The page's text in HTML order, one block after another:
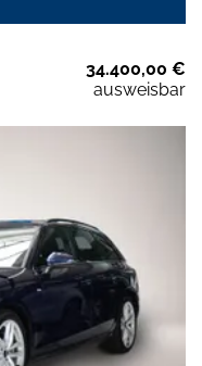
34.400,00 €
ausweisbar